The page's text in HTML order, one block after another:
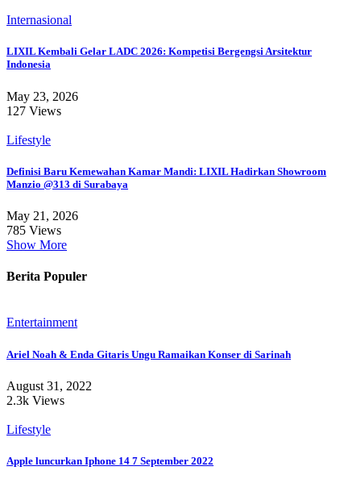
Internasional
LIXIL Kembali Gelar LADC 2026: Kompetisi Bergengsi Arsitektur
Indonesia
May 23, 2026
127 Views
Lifestyle
Definisi Baru Kemewahan Kamar Mandi: LIXIL Hadirkan Showroom
Manzio @313 di Surabaya
May 21, 2026
785 Views
Show More
Berita Populer
Entertainment
Ariel Noah & Enda Gitaris Ungu Ramaikan Konser di Sarinah
August 31, 2022
2.3k Views
Lifestyle
Apple luncurkan Iphone 14 7 September 2022